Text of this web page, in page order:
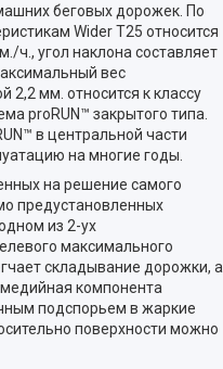
беговых дорожек. По
Wider T25 относится
ч., угол наклона составляет
вес
2,2 мм. относится к классу
proRUN™ закрытого типа.
в центральной части
на многие годы.
на решение самого
предустановленных
из 2-ух
максимального
складывание дорожки, а
компонента
подспорьем в жаркие
поверхности можно